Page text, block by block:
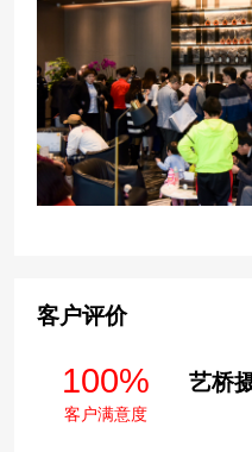
客户评价
100%
客户满意度
艺桥